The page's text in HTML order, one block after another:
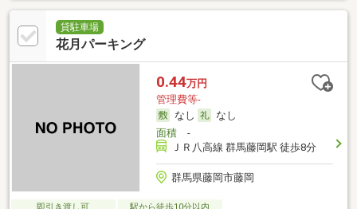
貸駐車場
花月パーキング
0.44万円
管理費等-
なし
なし
面積-
ＪＲ八高線 群馬藤岡駅 徒歩8分
群馬県藤岡市藤岡
即引き渡し可 駅から徒歩10分以内